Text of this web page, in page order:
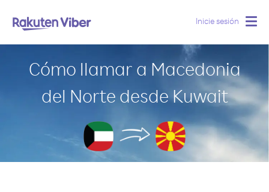
Inicie sesión
Cómo llamar a Macedonia
del Norte desde Kuwait